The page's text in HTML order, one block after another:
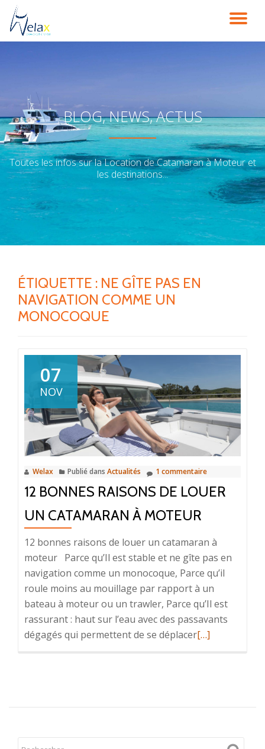
Aller
au
BLOG, NEWS, ACTUS
Toutes les infos sur la Location de Catamaran à Moteur et
les destinations...
ÉTIQUETTE : NE GÎTE PAS EN
NAVIGATION COMME UN
MONOCOQUE
07
NOV
Welax Publié dans Actualités 1 commentaire
12 BONNES RAISONS DE LOUER
UN CATAMARAN À MOTEUR
12 bonnes raisons de louer un catamaran à
moteur Parce qu’Il est stable et ne gîte pas en
navigation comme un monocoque, Parce qu’il
roule moins au mouillage par rapport à un
bateau à moteur ou un trawler, Parce qu’Il est
rassurant : haut sur l’eau avec des passavants
dégagés qui permettent de se déplacerEn
raisons
louer
[…]